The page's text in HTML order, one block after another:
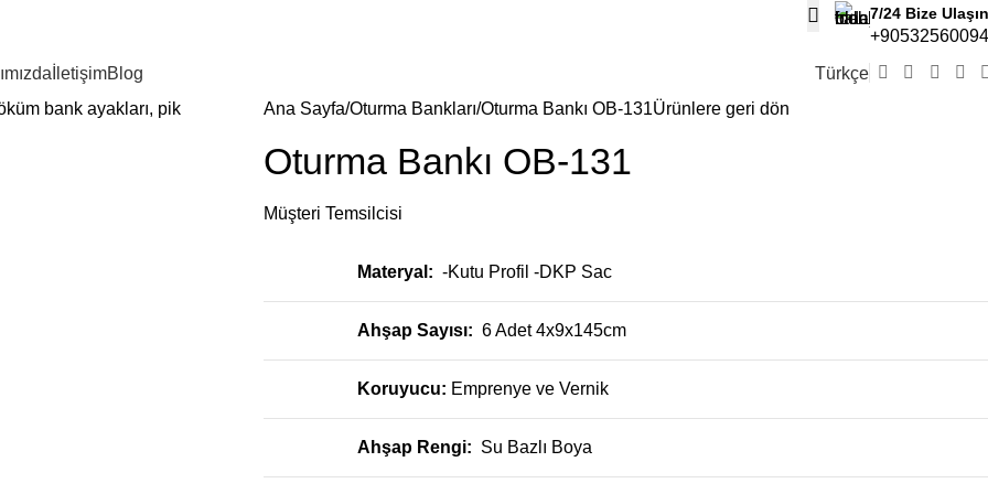
7/24 Bize Ulaşın
İletişimBlog
Türkçe
Ana Sayfa Oturma Bankları Oturma Bankı OB-131Ürünlere geri dön
Oturma Bankı OB-131
Müşteri Temsilcisi
Materyal: -Kutu Profil -DKP Sac
Ahşap Sayısı: 6 Adet 4x9x145cm
Koruyucu: Emprenye ve Vernik
Ahşap Rengi: Su Bazlı Boya